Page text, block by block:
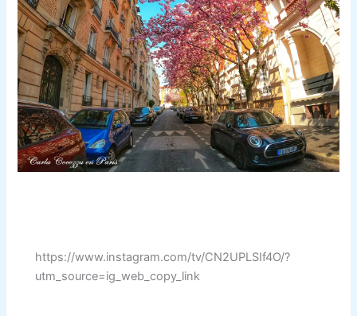
https://www.instagram.com/tv/CN2UPLSIf4O/?
utm_source=ig_web_copy_link